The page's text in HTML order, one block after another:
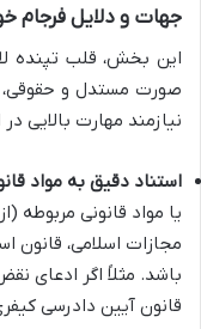
جهات و دلایل
این بخش، قلب تپنده
صورت مستدل و حقوقی،
نیازمند مهارت بالایی
استناد دقیق به مواد
یا مواد قانونی مربوطه
مجازات اسلامی، قانون
قانون آیین دادرسی